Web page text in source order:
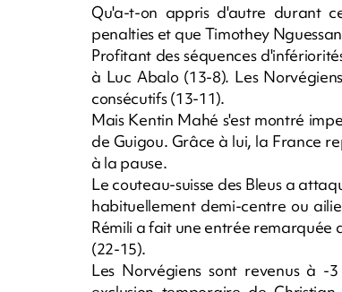
Qu'a-t-on appris d'autre durant
penalties et que Timothey
Profitant des séquences
à Luc Abalo (13-8). Les
consécutifs (13-11).
Mais Kentin Mahé s'est montré
de Guigou. Grâce à lui, la France
à la pause.
Le couteau-suisse des Bleus a
habituellement demi-centre ou
Rémili a fait une entrée remarquée
(22-15).
Les Norvégiens sont revenus à -